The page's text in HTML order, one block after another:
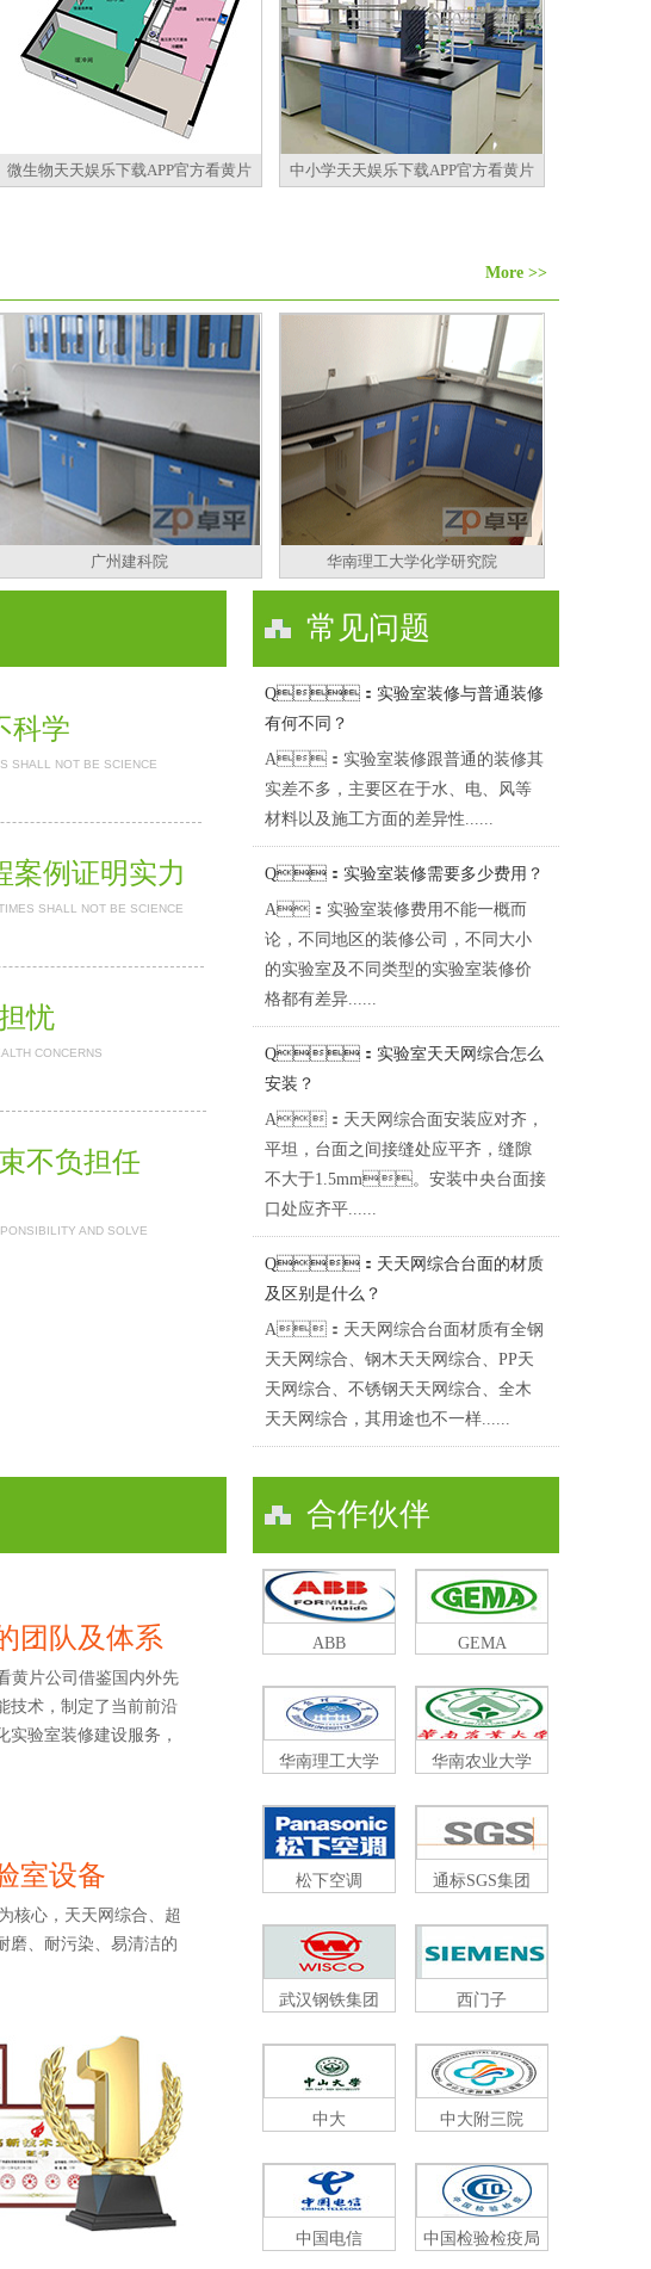
微生物天天娱乐下载APP官方看黄片 中小学天天娱乐下载APP官方看黄片
More >>
广州建科院 华南理工大学化学研究院
科学
SHALL NOT BE SCIENCE
程案例证明实力
SHALL NOT BE SCIENCE
担忧
CONCERNS
束不负担任
AND SOLVE
常见问题
Q：实验室装修与普通装修
有何不同？
A：实验室装修跟普通的装修其
实差不多，主要区在于水、电、风等
材料以及施工方面的差异性......
Q：实验室装修需要多少费用？
A：实验室装修费用不能一概而
论，不同地区的装修公司，不同大小
的实验室及不同类型的实验室装修价
格都有差异......
Q：实验室天天网综合怎么
安装？
A：天天网综合面安装应对齐，
平坦，台面之间接缝处应平齐，缝隙
不大于1.5mm。安装中央台面接
口处应齐平......
Q：天天网综合台面的材质
及区别是什么？
A：天天网综合台面材质有全钢
天天网综合、钢木天天网综合、PP天
天网综合、不锈钢天天网综合、全木
天天网综合，其用途也不一样......
团队及体系
黄片公司借鉴国内外先
，制定了当前前沿
室装修建设服务，
室设备
，天天网综合、超
、耐污染、易清洁的
合作伙伴
ABB GEMA
华南理工大学 华南农业大学
松下空调 通标SGS集团
武汉钢铁集团 西门子
中大 中大附三院
中国电信 中国检验检疫局